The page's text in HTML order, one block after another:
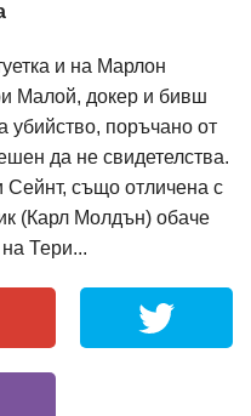
и на Марлон
Малой, докер и бивш
убийство, поръчано от
да не свидетелства.
също отличена с
(Карл Молдън) обаче
Тери...